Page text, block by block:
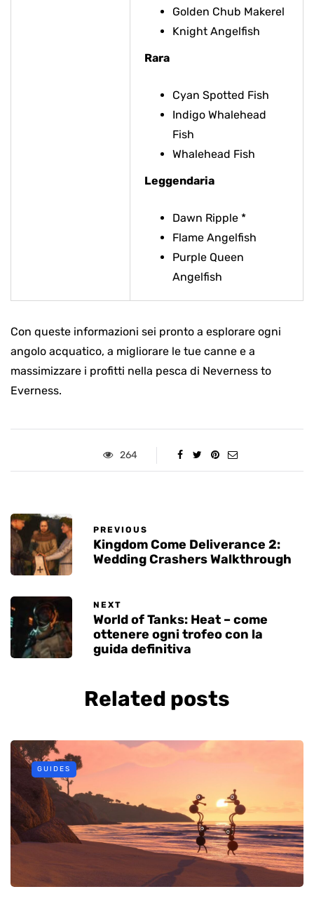
Golden Chub Makerel
Knight Angelfish
Rara
Cyan Spotted Fish
Indigo Whalehead
Fish
Whalehead Fish
Leggendaria
Dawn Ripple *
Flame Angelfish
Purple Queen
Angelfish
Con queste informazioni sei pronto a esplorare ogni
angolo acquatico, a migliorare le tue canne e a
massimizzare i profitti nella pesca di Neverness to
Everness.
264
PREVIOUS
Kingdom Come Deliverance 2:
Wedding Crashers Walkthrough
NEXT
World of Tanks: Heat – come
ottenere ogni trofeo con la
guida definitiva
Related posts
GUIDES